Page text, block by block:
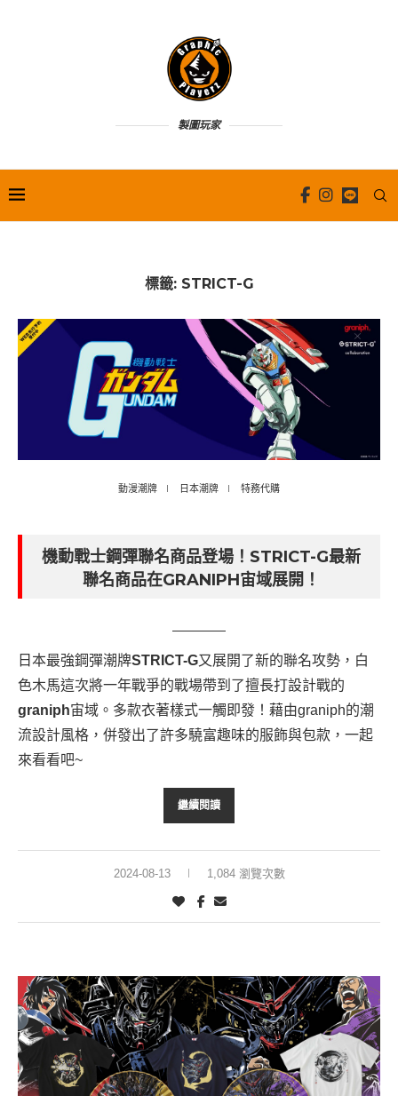
製圖玩家
標籤: STRICT-G
動漫潮牌 日本潮牌 特務代購
機動戰士鋼彈聯名商品登場！STRICT-G最新
聯名商品在GRANIPH宙域展開！
日本最強鋼彈潮牌STRICT-G又展開了新的聯名攻勢，白
色木馬這次將一年戰爭的戰場帶到了擅長打設計戰的
graniph宙域。多款衣著樣式一觸即發！藉由graniph的潮
流設計風格，併發出了許多驍富趣味的服飾與包款，一起
來看看吧~
繼續閱讀
2024-08-13 1,084 瀏覽次數